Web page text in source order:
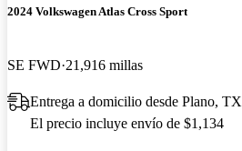
2024 Volkswagen Atlas Cross Sport
SE FWD 21,916 millas
Entrega a domicilio desde Plano, TX
El precio incluye envío de $1,134